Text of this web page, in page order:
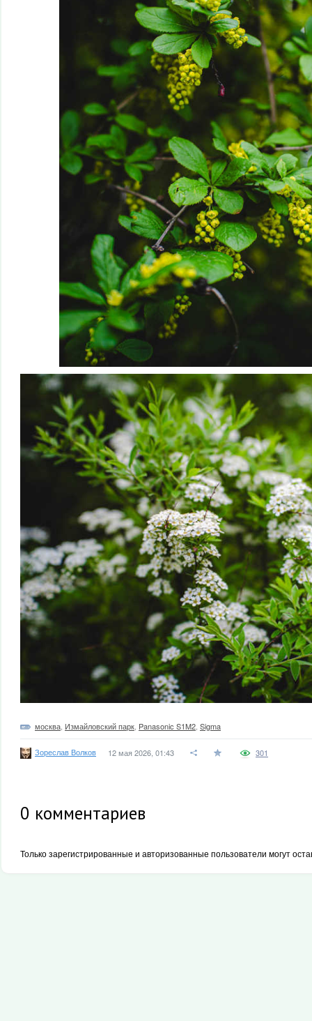
москва Измайловский парк Panasonic S1M2 Sigma
Зореслав Волков 12 мая 2026, 01:43 301
0 комментариев
Только зарегистрированные и авторизованные пользователи могут